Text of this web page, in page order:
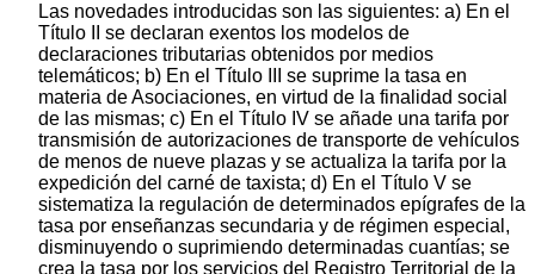
Las novedades introducidas son las siguientes: a) En el
Título II se declaran exentos los modelos de
declaraciones tributarias obtenidos por medios
telemáticos; b) En el Título III se suprime la tasa en
materia de Asociaciones, en virtud de la finalidad social
de las mismas; c) En el Título IV se añade una tarifa por
transmisión de autorizaciones de transporte de vehículos
de menos de nueve plazas y se actualiza la tarifa por la
expedición del carné de taxista; d) En el Título V se
sistematiza la regulación de determinados epígrafes de la
tasa por enseñanzas secundaria y de régimen especial,
disminuyendo o suprimiendo determinadas cuantías; se
crea la tasa por los servicios del Registro Territorial de la